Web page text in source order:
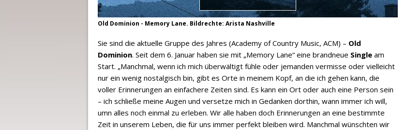
Old Dominion - Memory Lane. Bildrechte: Arista Nashville
Sie sind die aktuelle Gruppe des Jahres (Academy of Country Music, ACM) – Old
Dominion. Seit dem 6. Januar haben sie mit „Memory Lane“ eine brandneue Single am
Start. „Manchmal, wenn ich mich überwältigt fühle oder jemanden vermisse oder vielleicht
nur ein wenig nostalgisch bin, gibt es Orte in meinem Kopf, an die ich gehen kann, die
voller Erinnerungen an einfachere Zeiten sind. Es kann ein Ort oder auch eine Person sein
– ich schließe meine Augen und versetze mich in Gedanken dorthin, wann immer ich will,
umn alles noch einmal zu erleben. Wir alle haben doch Erinnerungen an eine bestimmte
Zeit in unserem Leben, die für uns immer perfekt bleiben wird. Manchmal wünschten wir